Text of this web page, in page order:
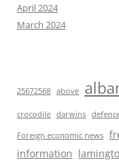
April 2024
March 2024
25672568 above
crocodile darwins
Foreign economic news
information